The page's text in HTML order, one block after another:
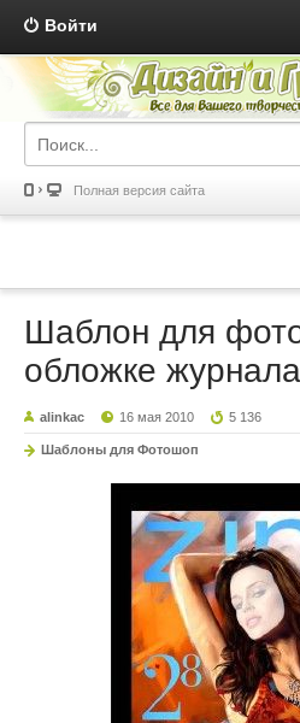
Войти
Полная версия сайта
Шаблон для
обложке
alinkac 16 мая 2010 5 136
Шаблоны для Фотошоп